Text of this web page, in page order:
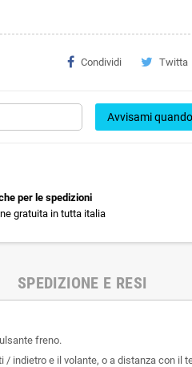
Condividi Twitta
Avvisami
per le spedizioni
gratuita in tutta italia
SPEDIZIONE E RESI
freno.
e il volante, o a distanza con il